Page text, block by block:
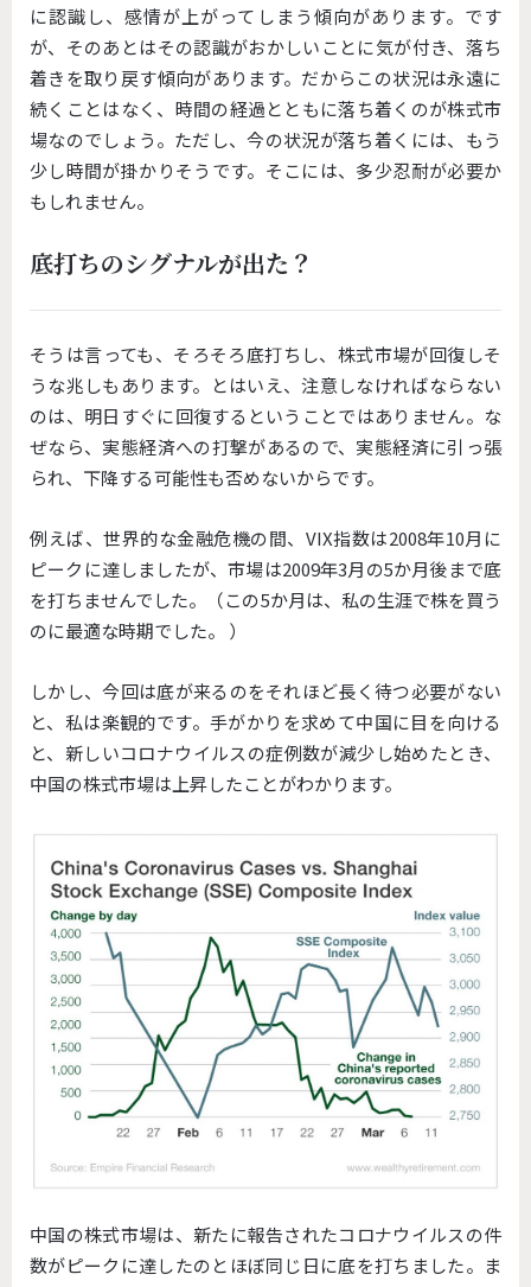
に認識し、感情が上がってしまう傾向があります。です
が、そのあとはその認識がおかしいことに気が付き、落ち
着きを取り戻す傾向があります。だからこの状況は永遠に
続くことはなく、時間の経過とともに落ち着くのが株式市
場なのでしょう。ただし、今の状況が落ち着くには、もう
少し時間が掛かりそうです。そこには、多少忍耐が必要か
もしれません。
底打ちのシグナルが出た？
そうは言っても、そろそろ底打ちし、株式市場が回復しそ
うな兆しもあります。とはいえ、注意しなければならない
のは、明日すぐに回復するということではありません。な
ぜなら、実態経済への打撃があるので、実態経済に引っ張
られ、下降する可能性も否めないからです。
例えば、世界的な金融危機の間、VIX指数は2008年10月に
ピークに達しましたが、市場は2009年3月の5か月後まで底
を打ちませんでした。（この5か月は、私の生涯で株を買う
のに最適な時期でした。 ）
しかし、今回は底が来るのをそれほど長く待つ必要がない
と、私は楽観的です。手がかりを求めて中国に目を向ける
と、新しいコロナウイルスの症例数が減少し始めたとき、
中国の株式市場は上昇したことがわかります。
中国の株式市場は、新たに報告されたコロナウイルスの件
数がピークに達したのとほぼ同じ日に底を打ちました。ま